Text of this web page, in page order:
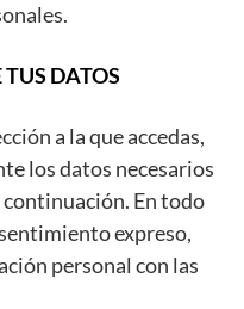
DATOS
a la que accedas,
los datos necesarios
En todo
expreso,
personal con las